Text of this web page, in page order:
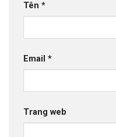
Tên *
Email *
Trang web